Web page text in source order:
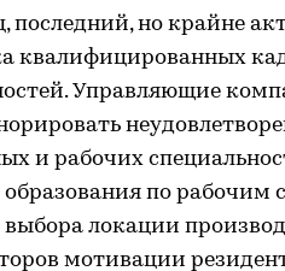
последний, но крайне
квалифицированных
Управляющие
и рабочих
образования по
локации
мотивации